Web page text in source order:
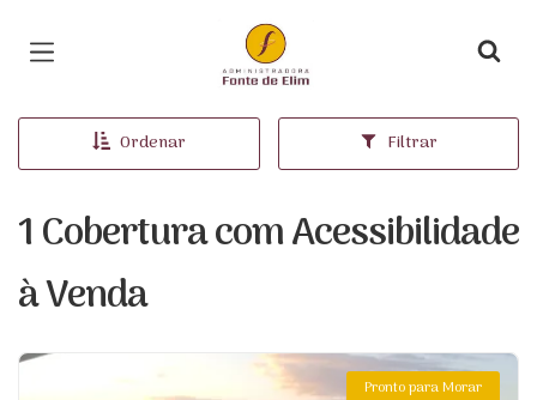
Página inicial
Ordenar Filtrar
1 Cobertura com Acessibilidade
à Venda
Pronto para Morar